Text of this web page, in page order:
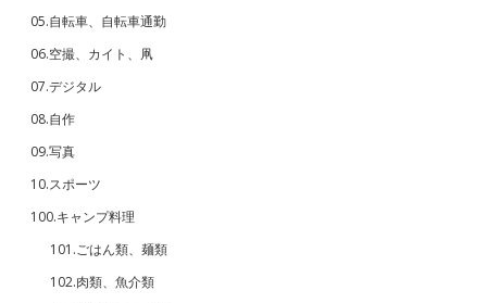
05.自転車、自転車通勤
06.空撮、カイト、凧
07.デジタル
08.自作
09.写真
10.スポーツ
100.キャンプ料理
101.ごはん類、麺類
102.肉類、魚介類